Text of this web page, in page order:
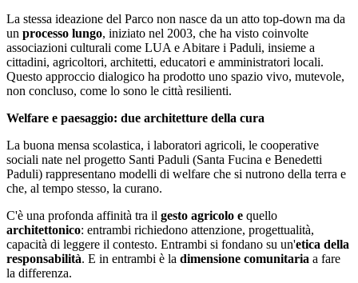
La stessa ideazione del Parco non nasce da un atto top-down ma da
un processo lungo, iniziato nel 2003, che ha visto coinvolte
associazioni culturali come LUA e Abitare i Paduli, insieme a
cittadini, agricoltori, architetti, educatori e amministratori locali.
Questo approccio dialogico ha prodotto uno spazio vivo, mutevole,
non concluso, come lo sono le città resilienti.
Welfare e paesaggio: due architetture della cura
La buona mensa scolastica, i laboratori agricoli, le cooperative
sociali nate nel progetto Santi Paduli (Santa Fucina e Benedetti
Paduli) rappresentano modelli di welfare che si nutrono della terra e
che, al tempo stesso, la curano.
C'è una profonda affinità tra il gesto agricolo e quello
architettonico: entrambi richiedono attenzione, progettualità,
capacità di leggere il contesto. Entrambi si fondano su un'etica della
responsabilità. E in entrambi è la dimensione comunitaria a fare
la differenza.